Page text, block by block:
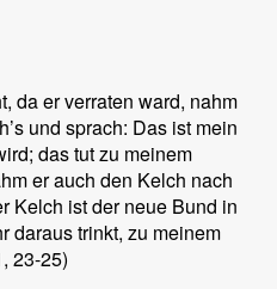
da er verraten ward, nahm
und sprach: Das ist mein
das tut zu meinem
er auch den Kelch nach
Kelch ist der neue Bund in
daraus trinkt, zu meinem
23-25)